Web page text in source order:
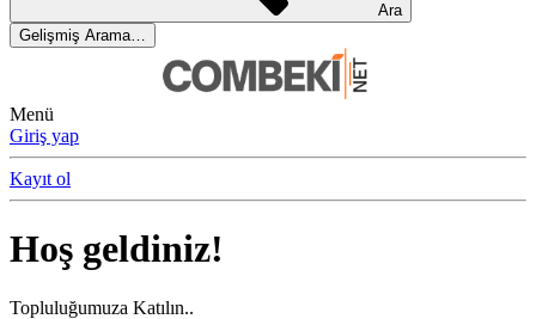
Ara
Gelişmiş Arama…
Menü
Giriş yap
Kayıt ol
Hoş geldiniz!
Topluluğumuza Katılın..